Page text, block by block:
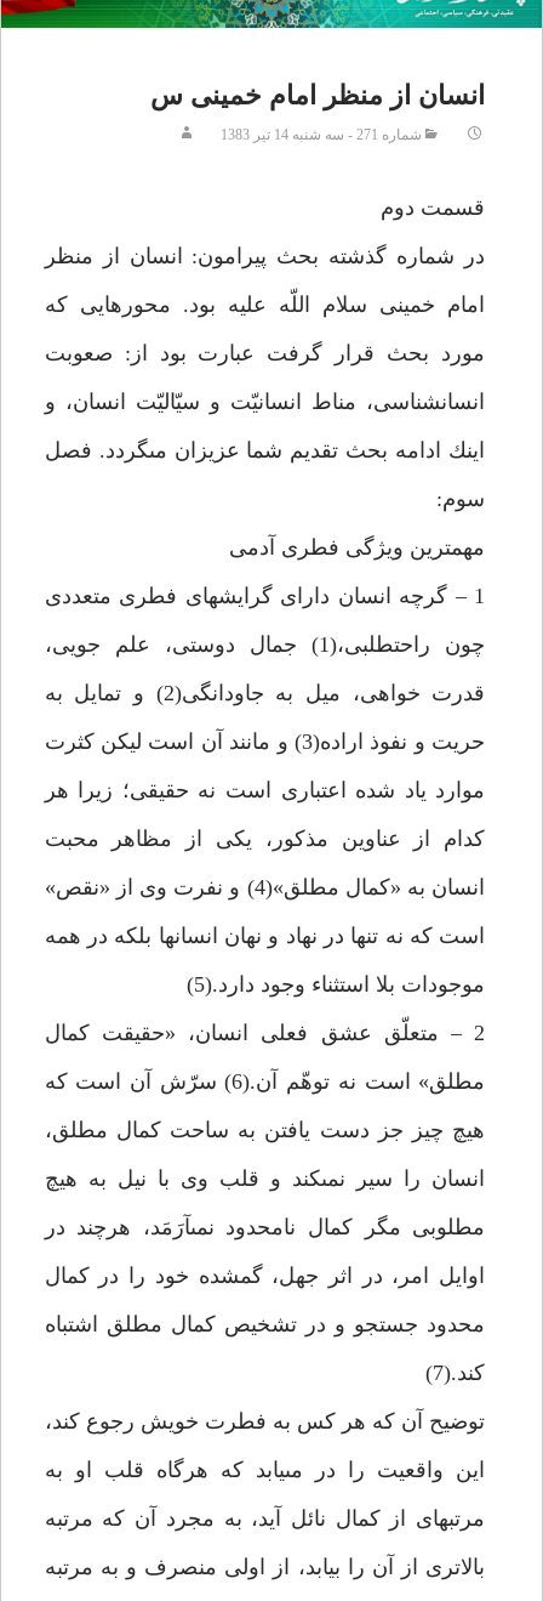
انسان از منظر امام خمينى س
شماره 271 - سه شنبه 14 تیر 1383
قسمت دوم‏
در شماره گذشته بحث پيرامون: انسان از منظر
امام خمينى سلام اللّه عليه بود. محورهايى كه
مورد بحث قرار گرفت عبارت بود از: صعوبت
انسان‏شناسى، مناط انسانيّت و سيّاليّت انسان، و
اينك ادامه بحث تقديم شما عزيزان مى‏گردد. فصل
سوم:
مهمترين ويژگى فطرى آدمى‏
1 – گرچه انسان داراى گرايش‏هاى فطرى متعددى
چون راحت‏طلبى،(1) جمال دوستى، علم جويى،
قدرت خواهى، ميل به جاودانگى(2) و تمايل به
حريت و نفوذ اراده(3) و مانند آن است ليكن كثرت
موارد ياد شده اعتبارى است نه حقيقى؛ زيرا هر
كدام از عناوين مذكور، يكى از مظاهر محبت
انسان به «كمال مطلق»(4) و نفرت وى از «نقص»
است كه نه تنها در نهاد و نهان انسانها بلكه در همه
موجودات بلا استثناء وجود دارد.(5)
2 – متعلّق عشق فعلى انسان، «حقيقت كمال
مطلق» است نه توهّم آن.(6) سرّش آن است كه
هيچ چيز جز دست يافتن به ساحت كمال مطلق،
انسان را سير نمى‏كند و قلب وى با نيل به هيچ
مطلوبى مگر كمال نامحدود نمى‏آرَمَد، هرچند در
اوايل امر، در اثر جهل، گمشده خود را در كمال
محدود جستجو و در تشخيص كمال مطلق اشتباه
كند.(7)
توضيح آن كه هر كس به فطرت خويش رجوع كند،
اين واقعيت را در مى‏يابد كه هرگاه قلب او به
مرتبه‏اى از كمال نائل آيد، به مجرد آن كه مرتبه
بالاترى از آن را بيابد، از اولى منصرف و به مرتبه